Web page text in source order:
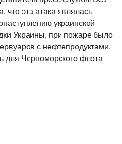
что эта атака являлась
украинской
Украины, при пожаре было
с нефтепродуктами,
для Черноморского флота